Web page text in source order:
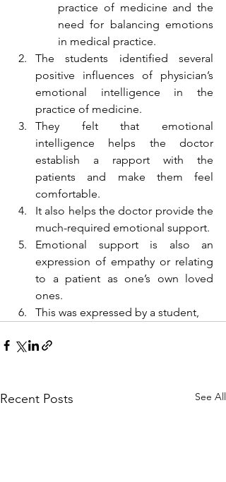
practice of medicine and the
need for balancing emotions
in medical practice.
The students identified several
positive influences of physician’s
emotional intelligence in the
practice of medicine.
They felt that emotional
intelligence helps the doctor
establish a rapport with the
patients and make them feel
comfortable.
It also helps the doctor provide the
much-required emotional support.
Emotional support is also an
expression of empathy or relating
to a patient as one’s own loved
ones.
This was expressed by a student,
Recent Posts See All